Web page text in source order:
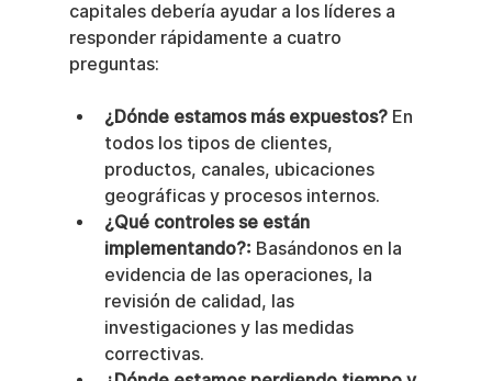
capitales debería ayudar a los líderes a
responder rápidamente a cuatro
preguntas:
¿Dónde estamos más expuestos? En
todos los tipos de clientes,
productos, canales, ubicaciones
geográficas y procesos internos.
¿Qué controles se están
implementando?: Basándonos en la
evidencia de las operaciones, la
revisión de calidad, las
investigaciones y las medidas
correctivas.